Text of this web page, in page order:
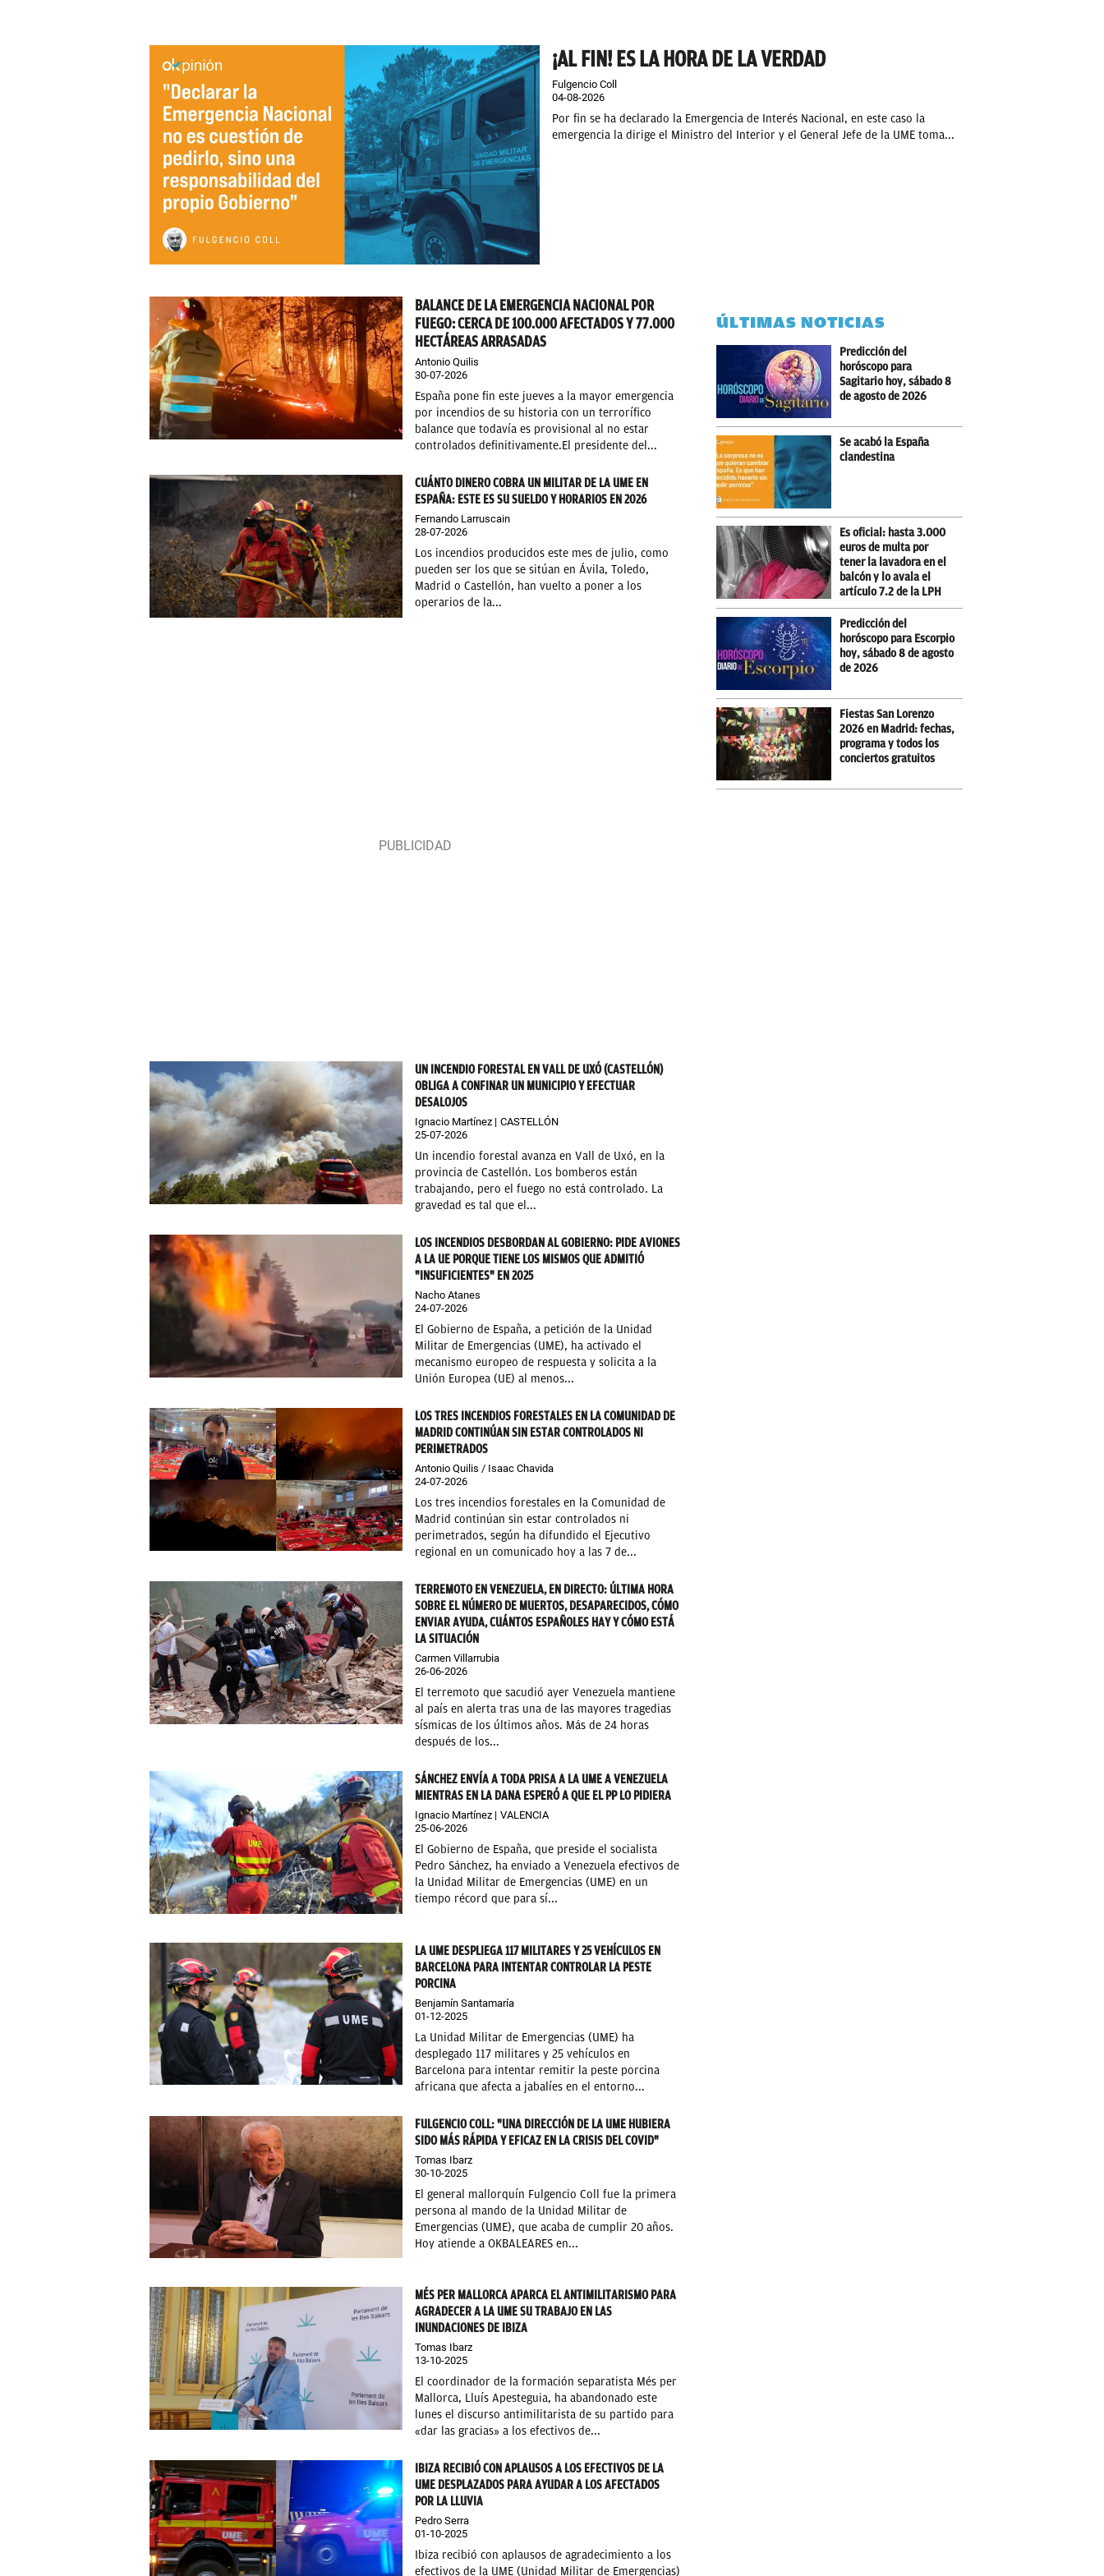
¡AL FIN! ES LA HORA DE LA VERDAD
Fulgencio Coll
04-08-2026
Por fin se ha declarado la Emergencia de Interés Nacional, en este caso la
emergencia la dirige el Ministro del Interior y el General Jefe de la UME toma...
BALANCE DE LA EMERGENCIA NACIONAL POR
FUEGO: CERCA DE 100.000 AFECTADOS Y 77.000
HECTÁREAS ARRASADAS
Antonio Quilis
30-07-2026
España pone fin este jueves a la mayor emergencia
por incendios de su historia con un terrorífico
balance que todavía es provisional al no estar
controlados definitivamente.El presidente del...
CUÁNTO DINERO COBRA UN MILITAR DE LA UME EN
ESPAÑA: ESTE ES SU SUELDO Y HORARIOS EN 2026
Fernando Larruscain
28-07-2026
Los incendios producidos este mes de julio, como
pueden ser los que se sitúan en Ávila, Toledo,
Madrid o Castellón, han vuelto a poner a los
operarios de la...
UN INCENDIO FORESTAL EN VALL DE UXÓ (CASTELLÓN)
OBLIGA A CONFINAR UN MUNICIPIO Y EFECTUAR
DESALOJOS
Ignacio Martínez
CASTELLÓN
25-07-2026
Un incendio forestal avanza en Vall de Uxó, en la
provincia de Castellón. Los bomberos están
trabajando, pero el fuego no está controlado. La
gravedad es tal que el...
LOS INCENDIOS DESBORDAN AL GOBIERNO: PIDE AVIONES
A LA UE PORQUE TIENE LOS MISMOS QUE ADMITIÓ
"INSUFICIENTES" EN 2025
Nacho Atanes
24-07-2026
El Gobierno de España, a petición de la Unidad
Militar de Emergencias (UME), ha activado el
mecanismo europeo de respuesta y solicita a la
Unión Europea (UE) al menos...
LOS TRES INCENDIOS FORESTALES EN LA COMUNIDAD DE
MADRID CONTINÚAN SIN ESTAR CONTROLADOS NI
PERIMETRADOS
Antonio Quilis / Isaac Chavida
24-07-2026
Los tres incendios forestales en la Comunidad de
Madrid continúan sin estar controlados ni
perimetrados, según ha difundido el Ejecutivo
regional en un comunicado hoy a las 7 de...
TERREMOTO EN VENEZUELA, EN DIRECTO: ÚLTIMA HORA
SOBRE EL NÚMERO DE MUERTOS, DESAPARECIDOS, CÓMO
ENVIAR AYUDA, CUÁNTOS ESPAÑOLES HAY Y CÓMO ESTÁ
LA SITUACIÓN
Carmen Villarrubia
26-06-2026
El terremoto que sacudió ayer Venezuela mantiene
al país en alerta tras una de las mayores tragedias
sísmicas de los últimos años. Más de 24 horas
después de los...
SÁNCHEZ ENVÍA A TODA PRISA A LA UME A VENEZUELA
MIENTRAS EN LA DANA ESPERÓ A QUE EL PP LO PIDIERA
Ignacio Martínez
VALENCIA
25-06-2026
El Gobierno de España, que preside el socialista
Pedro Sánchez, ha enviado a Venezuela efectivos de
la Unidad Militar de Emergencias (UME) en un
tiempo récord que para sí...
LA UME DESPLIEGA 117 MILITARES Y 25 VEHÍCULOS EN
BARCELONA PARA INTENTAR CONTROLAR LA PESTE
PORCINA
Benjamín Santamaría
01-12-2025
La Unidad Militar de Emergencias (UME) ha
desplegado 117 militares y 25 vehículos en
Barcelona para intentar remitir la peste porcina
africana que afecta a jabalíes en el entorno...
FULGENCIO COLL: "UNA DIRECCIÓN DE LA UME HUBIERA
SIDO MÁS RÁPIDA Y EFICAZ EN LA CRISIS DEL COVID"
Tomas Ibarz
30-10-2025
El general mallorquín Fulgencio Coll fue la primera
persona al mando de la Unidad Militar de
Emergencias (UME), que acaba de cumplir 20 años.
Hoy atiende a OKBALEARES en...
MÉS PER MALLORCA APARCA EL ANTIMILITARISMO PARA
AGRADECER A LA UME SU TRABAJO EN LAS
INUNDACIONES DE IBIZA
Tomas Ibarz
13-10-2025
El coordinador de la formación separatista Més per
Mallorca, Lluís Apesteguia, ha abandonado este
lunes el discurso antimilitarista de su partido para
«dar las gracias» a los efectivos de...
IBIZA RECIBIÓ CON APLAUSOS A LOS EFECTIVOS DE LA
UME DESPLAZADOS PARA AYUDAR A LOS AFECTADOS
POR LA LLUVIA
Pedro Serra
01-10-2025
Ibiza recibió con aplausos de agradecimiento a los
efectivos de la UME (Unidad Militar de Emergencias)
ÚLTIMAS NOTICIAS
Predicción del
horóscopo para
Sagitario hoy, sábado 8
de agosto de 2026
Se acabó la España
clandestina
Es oficial: hasta 3.000
euros de multa por
tener la lavadora en el
balcón y lo avala el
artículo 7.2 de la LPH
Predicción del
horóscopo para Escorpio
hoy, sábado 8 de agosto
de 2026
Fiestas San Lorenzo
2026 en Madrid: fechas,
programa y todos los
conciertos gratuitos